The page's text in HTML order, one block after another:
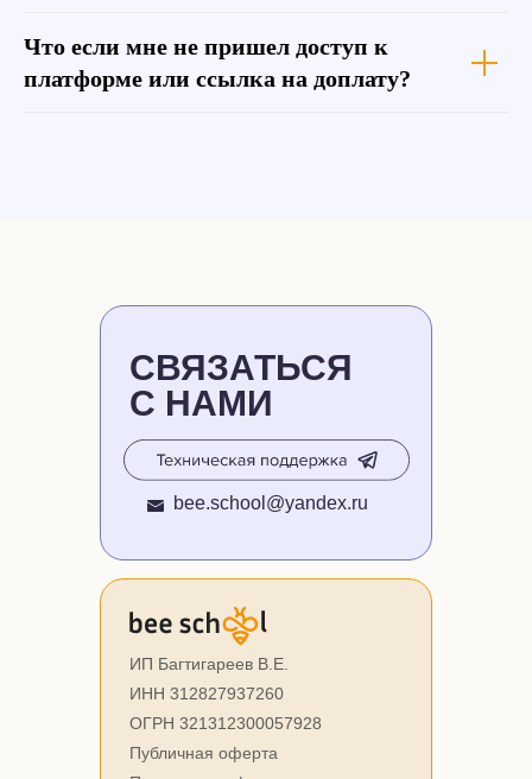
Что если мне не пришел доступ к
платформе или ссылка на доплату?
ИП Багтигареев В.Е.
ОГРН 321312300057928
ИНН 312827937260
Публичная оферта
bee.school@yandex.ru
СВЯЗАТЬСЯ
С НАМИ